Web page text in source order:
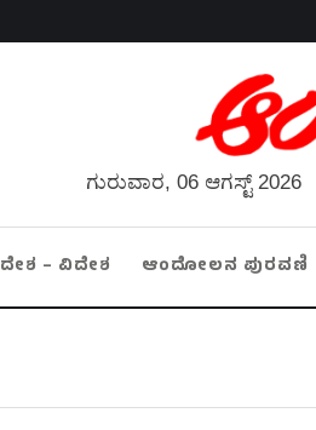
ಗುರುವಾರ, 06 ಆಗಸ್ಟ್ 2026
ದೇಶ – ವಿದೇಶ ಆಂದೋಲನ ಪುರವಣಿ